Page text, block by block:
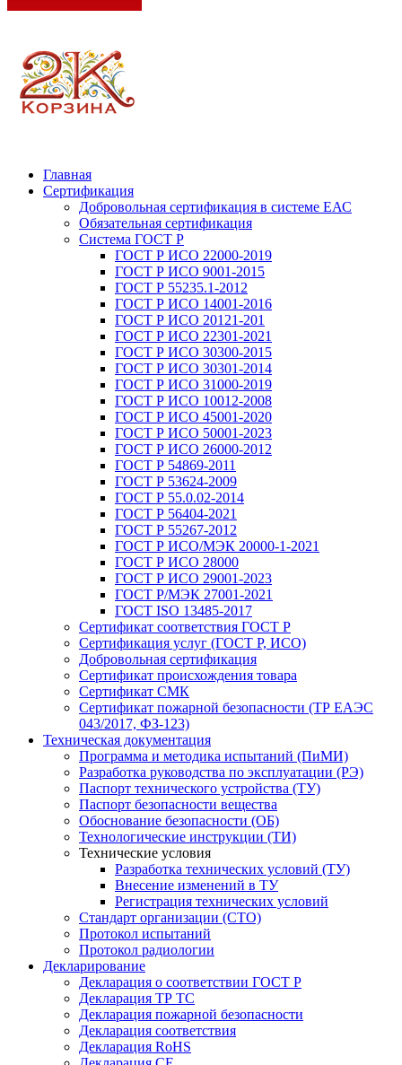
Главная
Сертификация
Добровольная сертификация в системе ЕАС
Обязательная сертификация
Система ГОСТ Р
ГОСТ Р ИСО 22000-2019
ГОСТ Р ИСО 9001-2015
ГОСТ Р 55235.1-2012
ГОСТ Р ИСО 14001-2016
ГОСТ Р ИСО 20121-201
ГОСТ Р ИСО 22301-2021
ГОСТ Р ИСО 30300-2015
ГОСТ Р ИСО 30301-2014
ГОСТ Р ИСО 31000-2019
ГОСТ Р ИСО 10012-2008
ГОСТ Р ИСО 45001-2020
ГОСТ Р ИСО 50001-2023
ГОСТ Р ИСО 26000-2012
ГОСТ Р 54869-2011
ГОСТ Р 53624-2009
ГОСТ Р 55.0.02-2014
ГОСТ Р 56404-2021
ГОСТ Р 55267-2012
ГОСТ Р ИСО/МЭК 20000-1-2021
ГОСТ Р ИСО 28000
ГОСТ Р ИСО 29001-2023
ГОСТ Р/МЭК 27001-2021
ГОСТ ISO 13485-2017
Сертификат соответствия ГОСТ Р
Сертификация услуг (ГОСТ Р, ИСО)
Добровольная сертификация
Сертификат происхождения товара
Сертификат СМК
Сертификат пожарной безопасности (ТР ЕАЭС
043/2017, ФЗ-123)
Техническая документация
Программа и методика испытаний (ПиМИ)
Разработка руководства по эксплуатации (РЭ)
Паспорт технического устройства (ТУ)
Паспорт безопасности вещества
Обоснование безопасности (ОБ)
Технологические инструкции (ТИ)
Технические условия
Разработка технических условий (ТУ)
Внесение изменений в ТУ
Регистрация технических условий
Стандарт организации (СТО)
Протокол испытаний
Протокол радиологии
Декларирование
Декларация о соответствии ГОСТ Р
Декларация ТР ТС
Декларация пожарной безопасности
Декларация соответствия
Декларация RoHS